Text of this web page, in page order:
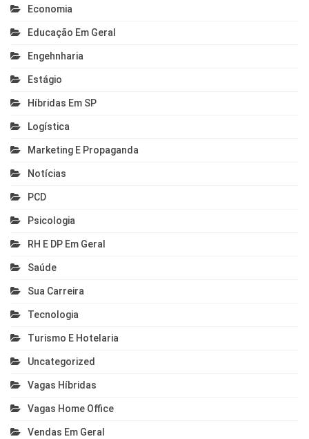
Economia
Educação Em Geral
Engehnharia
Estágio
Híbridas Em SP
Logística
Marketing E Propaganda
Notícias
PCD
Psicologia
RH E DP Em Geral
Saúde
Sua Carreira
Tecnologia
Turismo E Hotelaria
Uncategorized
Vagas Híbridas
Vagas Home Office
Vendas Em Geral